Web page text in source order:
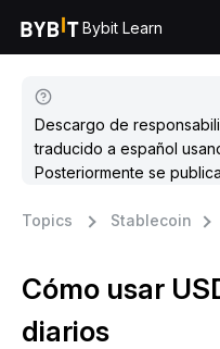
Bybit Learn
Descargo de
traducido a español
Posteriormente se
Topics Stablecoin
Cómo usar
diarios